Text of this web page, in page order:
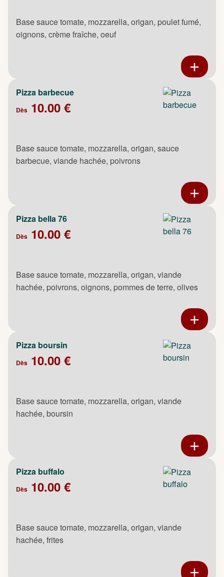
Base sauce tomate, mozzarella, origan, poulet fumé,
oignons, crème fraîche, oeuf
Pizza barbecue
Dès 10.00 €
Base sauce tomate, mozzarella, origan, sauce
barbecue, viande hachée, poivrons
Pizza bella 76
Dès 10.00 €
Base sauce tomate, mozzarella, origan, viande
hachée, poivrons, oignons, pommes de terre, olives
Pizza boursin
Dès 10.00 €
Base sauce tomate, mozzarella, origan, viande
hachée, boursin
Pizza buffalo
Dès 10.00 €
Base sauce tomate, mozzarella, origan, viande
hachée, frites